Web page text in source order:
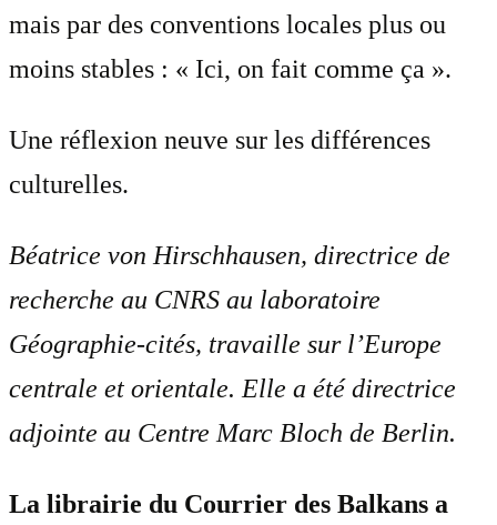
mais par des conventions locales plus ou
moins stables : « Ici, on fait comme ça ».
Une réflexion neuve sur les différences
culturelles.
Béatrice von Hirschhausen, directrice de
recherche au CNRS au laboratoire
Géographie-cités, travaille sur l’Europe
centrale et orientale. Elle a été directrice
adjointe au Centre Marc Bloch de Berlin.
La librairie du Courrier des Balkans a